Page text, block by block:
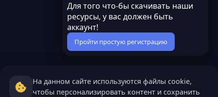
Для того что-бы скачивать наши
ресурсы, у вас должен быть
аккаунт!
Пройти простую регистрацию
На данном сайте используются файлы cookie,
чтобы персонализировать контент и сохранить